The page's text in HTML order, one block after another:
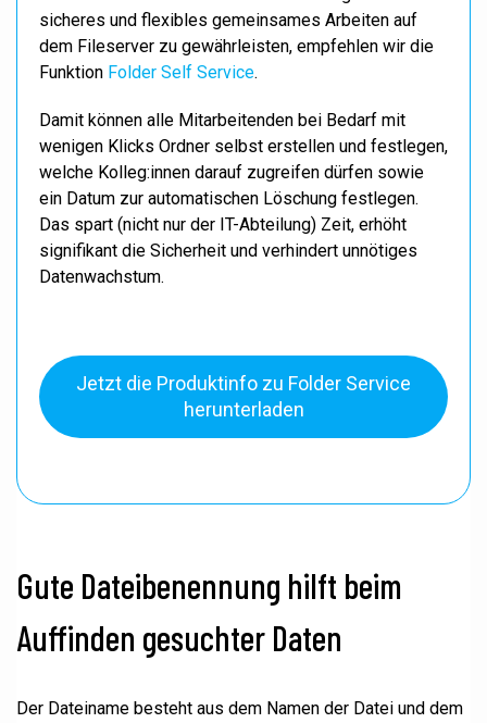
sicheres und flexibles gemeinsames Arbeiten auf
dem Fileserver zu gewährleisten, empfehlen wir die
Funktion Folder Self Service.
Damit können alle Mitarbeitenden bei Bedarf mit
wenigen Klicks Ordner selbst erstellen und festlegen,
welche Kolleg:innen darauf zugreifen dürfen sowie
ein Datum zur automatischen Löschung festlegen.
Das spart (nicht nur der IT-Abteilung) Zeit, erhöht
signifikant die Sicherheit und verhindert unnötiges
Datenwachstum.
Jetzt die Produktinfo zu Folder Service
herunterladen
Gute Dateibenennung hilft beim
Auffinden gesuchter Daten
Der Dateiname besteht aus dem Namen der Datei und dem